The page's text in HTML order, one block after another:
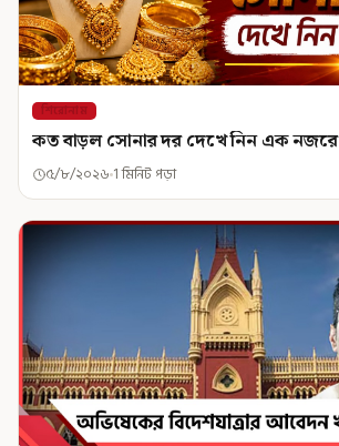
শিরোনাম
কত বাড়ল সোনার দর দেখে নিন এক নজরে
৫/৮/২০২৬ 1 মিনিট পড়া